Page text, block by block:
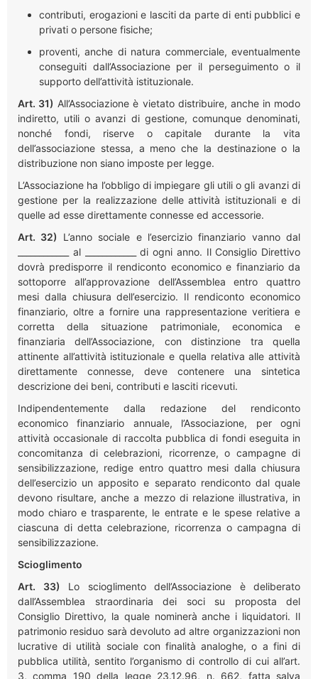
contributi, erogazioni e lasciti da parte di enti pubblici e
privati o persone fisiche;
proventi, anche di natura commerciale, eventualmente
conseguiti dall’Associazione per il perseguimento o il
supporto dell’attività istituzionale.
Art. 31) All’Associazione è vietato distribuire, anche in modo
indiretto, utili o avanzi di gestione, comunque denominati,
nonché fondi, riserve o capitale durante la vita
dell’associazione stessa, a meno che la destinazione o la
distribuzione non siano imposte per legge.
L’Associazione ha l’obbligo di impiegare gli utili o gli avanzi di
gestione per la realizzazione delle attività istituzionali e di
quelle ad esse direttamente connesse ed accessorie.
Art. 32) L’anno sociale e l’esercizio finanziario vanno dal
____________ al ____________ di ogni anno. Il Consiglio Direttivo
dovrà predisporre il rendiconto economico e finanziario da
sottoporre all’approvazione dell’Assemblea entro quattro
mesi dalla chiusura dell’esercizio. Il rendiconto economico
finanziario, oltre a fornire una rappresentazione veritiera e
corretta della situazione patrimoniale, economica e
finanziaria dell’Associazione, con distinzione tra quella
attinente all’attività istituzionale e quella relativa alle attività
direttamente connesse, deve contenere una sintetica
descrizione dei beni, contributi e lasciti ricevuti.
Indipendentemente dalla redazione del rendiconto
economico finanziario annuale, l’Associazione, per ogni
attività occasionale di raccolta pubblica di fondi eseguita in
concomitanza di celebrazioni, ricorrenze, o campagne di
sensibilizzazione, redige entro quattro mesi dalla chiusura
dell’esercizio un apposito e separato rendiconto dal quale
devono risultare, anche a mezzo di relazione illustrativa, in
modo chiaro e trasparente, le entrate e le spese relative a
ciascuna di detta celebrazione, ricorrenza o campagna di
sensibilizzazione.
Scioglimento
Art. 33) Lo scioglimento dell’Associazione è deliberato
dall’Assemblea straordinaria dei soci su proposta del
Consiglio Direttivo, la quale nominerà anche i liquidatori. Il
patrimonio residuo sarà devoluto ad altre organizzazioni non
lucrative di utilità sociale con finalità analoghe, o a fini di
pubblica utilità, sentito l’organismo di controllo di cui all’art.
3, comma 190 della legge 23.12.96, n. 662, fatta salva